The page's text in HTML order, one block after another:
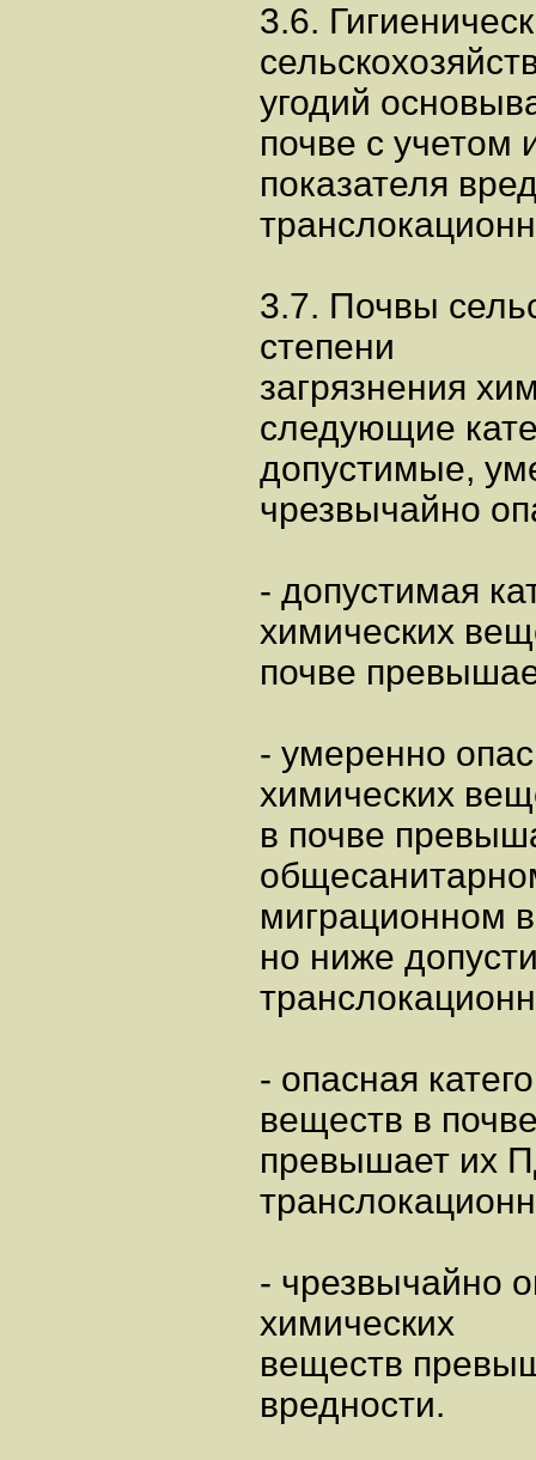
3.6.
угодий
почве с учетом
показателя
3.7. Почвы
степени
загрязнения
следующие
допустимые,
чрезвычайно
- допустимая
химических
почве
- умеренно
химических
в почве
миграционном
но ниже
- опасная
веществ в
превышает их
- чрезвычайно
химических
веществ
вредности.